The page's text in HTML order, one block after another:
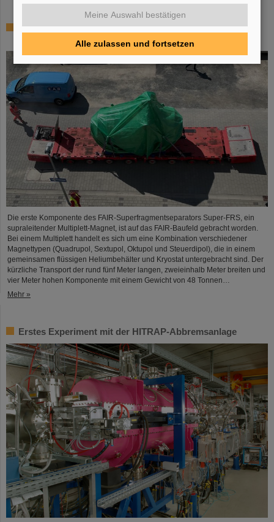
Erste Super-FRS-Komponente auf FAIR-Baufeld
Die erste Komponente des FAIR-Superfragmentseparators Super-FRS, ein
supraleitender Multiplett-Magnet, ist auf das FAIR-Baufeld gebracht worden.
Bei einem Multiplett handelt es sich um eine Kombination verschiedener
Magnettypen (Quadrupol, Sextupol, Oktupol und Steuerdipol), die in einem
gemeinsamen flüssigen Heliumbehälter und Kryostat untergebracht sind. Der
kürzliche Transport der rund fünf Meter langen, zweieinhalb Meter breiten und
vier Meter hohen Komponente mit einem Gewicht von 48 Tonnen…
Mehr »
Erstes Experiment mit der HITRAP-Abbremsanlage
Meine Auswahl bestätigen
Alle zulassen und fortsetzen